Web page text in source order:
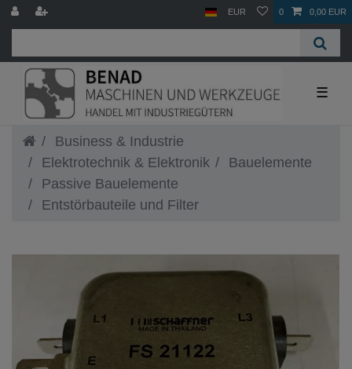
EUR 0 0,00 EUR
☰
Business & Industrie
Elektrotechnik & Elektronik
Bauelemente
Passive Bauelemente
Entstörbauteile und Filter